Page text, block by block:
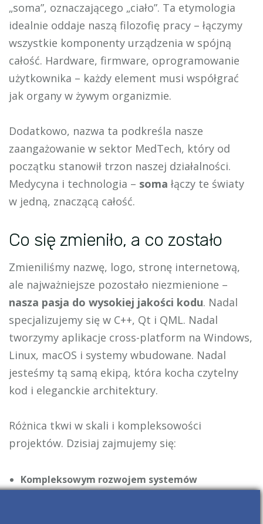
„soma”, oznaczającego „ciało”. Ta etymologia
idealnie oddaje naszą filozofię pracy – łączymy
wszystkie komponenty urządzenia w spójną
całość. Hardware, firmware, oprogramowanie
użytkownika – każdy element musi współgrać
jak organy w żywym organizmie.
Dodatkowo, nazwa ta podkreśla nasze
zaangażowanie w sektor MedTech, który od
początku stanowił trzon naszej działalności.
Medycyna i technologia – soma łączy te światy
w jedną, znaczącą całość.
Co się zmieniło, a co zostało
Zmieniliśmy nazwę, logo, stronę internetową,
ale najważniejsze pozostało niezmienione –
nasza pasja do wysokiej jakości kodu. Nadal
specjalizujemy się w C++, Qt i QML. Nadal
tworzymy aplikacje cross-platform na Windows,
Linux, macOS i systemy wbudowane. Nadal
jesteśmy tą samą ekipą, która kocha czytelny
kod i eleganckie architektury.
Różnica tkwi w skali i kompleksowości
projektów. Dzisiaj zajmujemy się:
Kompleksowym rozwojem systemów
wbudowanych– od koncepcji po wdrożenie